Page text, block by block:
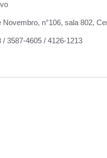
Novembro, n°106, sala 802,
/ 3587-4605 / 4126-1213